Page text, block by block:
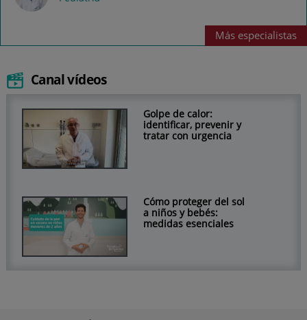
Más especialistas
Canal vídeos
Golpe de calor:
identificar, prevenir y
tratar con urgencia
Cómo proteger del sol
a niños y bebés:
medidas esenciales